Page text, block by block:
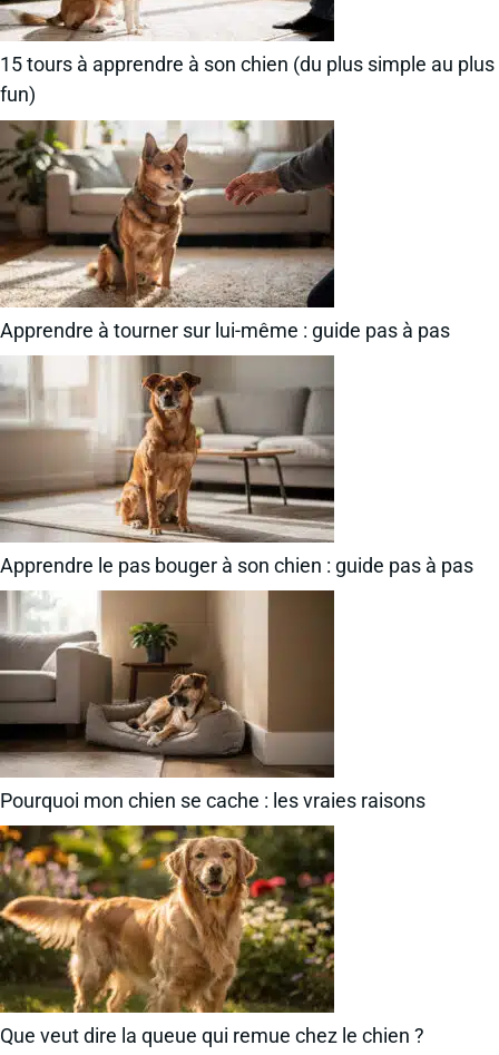
15 tours à apprendre à son chien (du plus simple au plus
fun)
Apprendre à tourner sur lui-même : guide pas à pas
Apprendre le pas bouger à son chien : guide pas à pas
Pourquoi mon chien se cache : les vraies raisons
Que veut dire la queue qui remue chez le chien ?